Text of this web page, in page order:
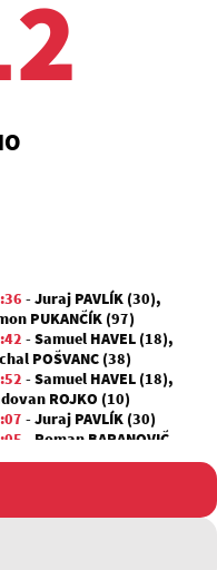
-Juraj PAVLÍK (30),
PUKANČÍK (97)
-Samuel HAVEL (18),
POŠVANC (38)
-Samuel HAVEL (18),
ROJKO (10)
-Juraj PAVLÍK (30)
Roman BARANOVIČ
,Samuel HAVEL (18)
TRVALEC (3)
-Roman BARANOVIČ